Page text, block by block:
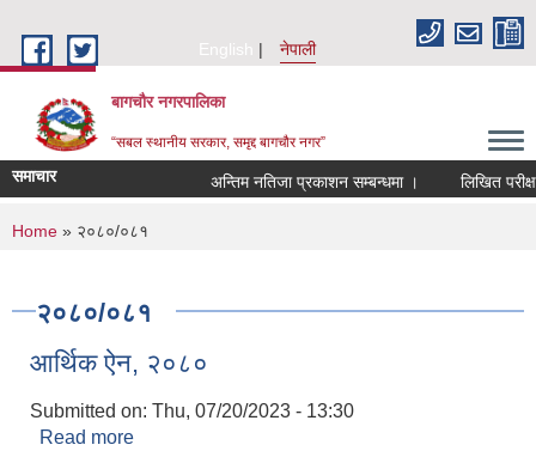
English
नेपाली
बागचौर नगरपालिका
“सबल स्थानीय सरकार, समृद्द बागचौर नगर”
समाचार अन्तिम नतिजा प्रकाशन सम्बन्धमा । लिखित
You are here
Home » २०८०/०८१
२०८०/०८१
आर्थिक ऐन, २०८०
Submitted on: Thu, 07/20/2023 - 13:30
Read more